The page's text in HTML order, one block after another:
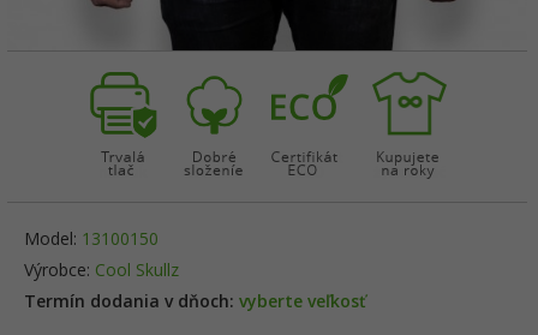
Model: 13100150
Termín dodania v dňoch: vyberte veľkosť
Výrobce: Cool Skullz